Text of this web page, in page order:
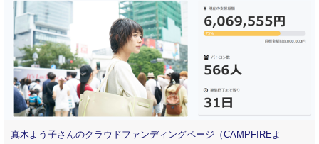
真木よう子さんのクラウドファンディングページ（CAMPFIREよ